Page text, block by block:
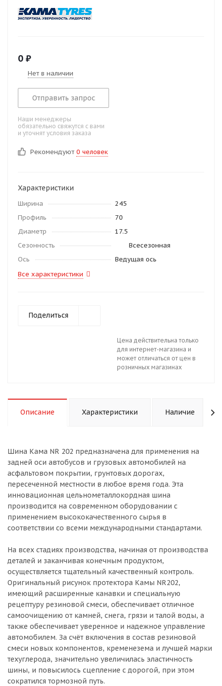
0 ₽
Нет в наличии
Отправить запрос
Наши менеджеры
обязательно свяжутся с вами
и уточнят условия заказа
Рекомендуют 0 человек
Характеристики
Ширина
245
Профиль
70
Диаметр
17.5
Сезонность
Всесезонная
Ось
Ведущая ось
Все характеристики
Поделиться
Цена действительна только
для интернет-магазина и
может отличаться от цен в
розничных магазинах
Описание Характеристики Наличие
Шина Кама NR 202 предназначена для применения на
задней оси автобусов и грузовых автомобилей на
асфальтовом покрытии, грунтовых дорогах,
пересеченной местности в любое время года. Эта
инновационная цельнометаллокордная шина
производится на современном оборудовании с
применением высококачественного сырья в
соответствии со всеми международными стандартами.
На всех стадиях производства, начиная от производства
деталей и заканчивая конечным продуктом,
осуществляется тщательный качественный контроль.
Оригинальный рисунок протектора Камы NR202,
имеющий расширенные канавки и специальную
рецептуру резиновой смеси, обеспечивает отличное
самоочищению от камней, снега, грязи и талой воды, а
также обеспечивает уверенное и надежное управление
автомобилем. За счёт включения в состав резиновой
смеси новых компонентов, кременезема и лучшей марки
техуглерода, значительно увеличилась эластичность
шины, и повысилось сцепление с дорогой, при этом
сократился тормозной путь.